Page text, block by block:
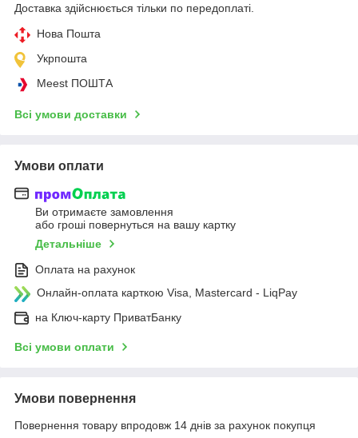
Доставка здійснюється тільки по передоплаті.
Нова Пошта
Укрпошта
Meest ПОШТА
Всі умови доставки
Умови оплати
Ви отримаєте замовлення
або гроші повернуться на вашу картку
Детальніше
Оплата на рахунок
Онлайн-оплата карткою Visa, Mastercard - LiqPay
на Ключ-карту ПриватБанку
Всі умови оплати
Умови повернення
Повернення товару впродовж 14 днів за рахунок покупця